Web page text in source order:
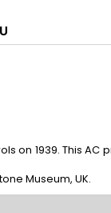
on 1939. This AC
Museum, UK.